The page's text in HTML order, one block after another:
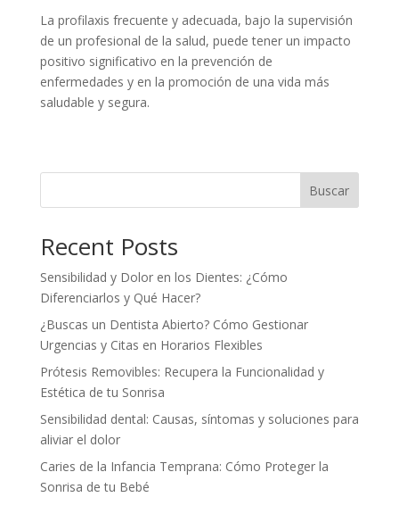
La profilaxis frecuente y adecuada, bajo la supervisión
de un profesional de la salud, puede tener un impacto
positivo significativo en la prevención de
enfermedades y en la promoción de una vida más
saludable y segura.
Buscar
Recent Posts
Sensibilidad y Dolor en los Dientes: ¿Cómo
Diferenciarlos y Qué Hacer?
¿Buscas un Dentista Abierto? Cómo Gestionar
Urgencias y Citas en Horarios Flexibles
Prótesis Removibles: Recupera la Funcionalidad y
Estética de tu Sonrisa
Sensibilidad dental: Causas, síntomas y soluciones para
aliviar el dolor
Caries de la Infancia Temprana: Cómo Proteger la
Sonrisa de tu Bebé